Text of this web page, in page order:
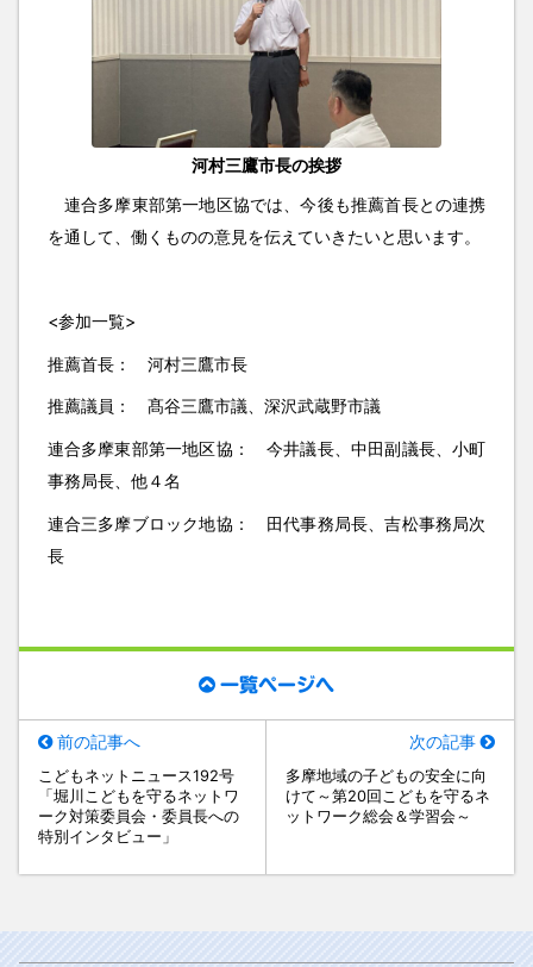
河村三鷹市長の挨拶
連合多摩東部第一地区協では、今後も推薦首長との連携
を通して、働くものの意見を伝えていきたいと思います。
<参加一覧>
推薦首長： 河村三鷹市長
推薦議員： 髙谷三鷹市議、深沢武蔵野市議
連合多摩東部第一地区協： 今井議長、中田副議長、小町
事務局長、他４名
連合三多摩ブロック地協： 田代事務局長、吉松事務局次
長
一覧ページへ
前の記事へ
こどもネットニュース192号
「堀川こどもを守るネットワ
ーク対策委員会・委員長への
特別インタビュー」
次の記事
多摩地域の子どもの安全に向
けて～第20回こどもを守るネ
ットワーク総会＆学習会～